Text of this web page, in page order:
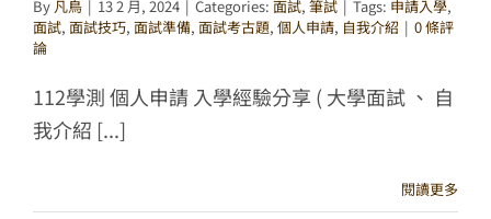
By 凡鳥 | 13 2 月, 2024 | Categories: 面試, 筆試 | Tags: 申請入學,
面試, 面試技巧, 面試準備, 面試考古題, 個人申請, 自我介紹 | 0 條評
論
112學測 個人申請 入學經驗分享 ( 大學面試 、 自
我介紹 [...]
閱讀更多